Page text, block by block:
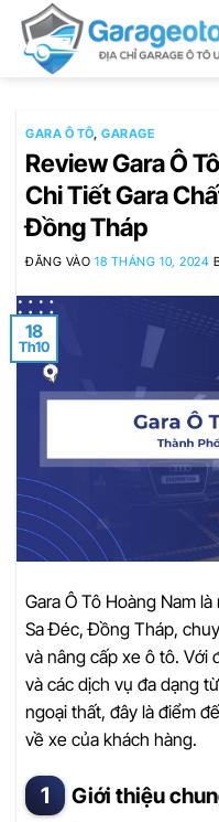
qua
GARA Ô TÔ,GARAGE
Review Gara Ô
Chi Tiết Gara
Đồng Tháp
ĐĂNG VÀO18 THÁNG 10, 2024
18
Th10
Gara Ô Tô Hoàng Nam
Sa Đéc, Đồng Tháp,
và nâng cấp xe ô tô. Với
và các dịch vụ đa dạng
ngoại thất, đây là điểm
về xe của khách hàng.
Giới thiệu